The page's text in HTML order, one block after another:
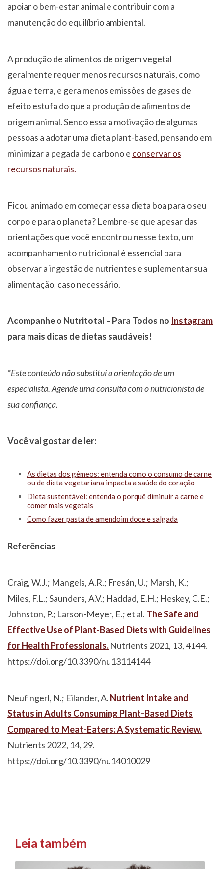
apoiar o bem-estar animal e contribuir com a
manutenção do equilíbrio ambiental.
A produção de alimentos de origem vegetal
geralmente requer menos recursos naturais, como
água e terra, e gera menos emissões de gases de
efeito estufa do que a produção de alimentos de
origem animal. Sendo essa a motivação de algumas
pessoas a adotar uma dieta plant-based, pensando em
minimizar a pegada de carbono e conservar os
recursos naturais.
Ficou animado em começar essa dieta boa para o seu
corpo e para o planeta? Lembre-se que apesar das
orientações que você encontrou nesse texto, um
acompanhamento nutricional é essencial para
observar a ingestão de nutrientes e suplementar sua
alimentação, caso necessário.
Acompanhe o Nutritotal – Para Todos no Instagram
para mais dicas de dietas saudáveis!
*Este conteúdo não substitui a orientação de um
especialista. Agende uma consulta com o nutricionista de
sua confiança.
Você vai gostar de ler:
As dietas dos gêmeos: entenda como o consumo de carne
ou de dieta vegetariana impacta a saúde do coração
Dieta sustentável: entenda o porquê diminuir a carne e
comer mais vegetais
Como fazer pasta de amendoim doce e salgada
Referências
Craig, W.J.; Mangels, A.R.; Fresán, U.; Marsh, K.;
Miles, F.L.; Saunders, A.V.; Haddad, E.H.; Heskey, C.E.;
Johnston, P.; Larson-Meyer, E.; et al. The Safe and
Effective Use of Plant-Based Diets with Guidelines
for Health Professionals. Nutrients 2021, 13, 4144.
https://doi.org/10.3390/nu13114144
Neufingerl, N.; Eilander, A. Nutrient Intake and
Status in Adults Consuming Plant-Based Diets
Compared to Meat-Eaters: A Systematic Review.
Nutrients 2022, 14, 29.
https://doi.org/10.3390/nu14010029
Leia também